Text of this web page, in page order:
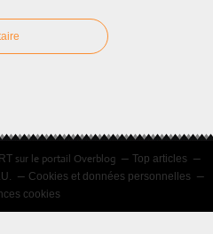
sur le portail Overblog
Top articles
Cookies et données personnelles
cookies